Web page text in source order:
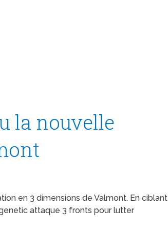
la nouvelle
en 3 dimensions de Valmont. En ciblant
attaque 3 fronts pour lutter